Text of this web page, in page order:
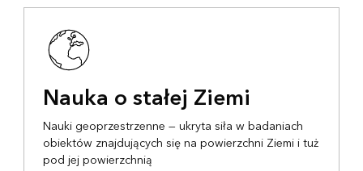
Nauka o stałej Ziemi
Nauki geoprzestrzenne — ukryta siła w badaniach
obiektów znajdujących się na powierzchni Ziemi i tuż
pod jej powierzchnią